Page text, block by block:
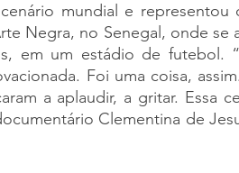
mundial e representou
Negra, no Senegal, onde se
em um estádio de futebol.
Foi uma coisa,
a aplaudir, a gritar. Essa
Clementina de